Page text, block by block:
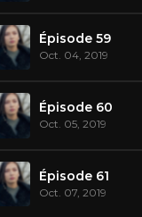
Épisode 59
Oct. 04, 2019
Épisode 60
Oct. 05, 2019
Épisode 61
Oct. 07, 2019